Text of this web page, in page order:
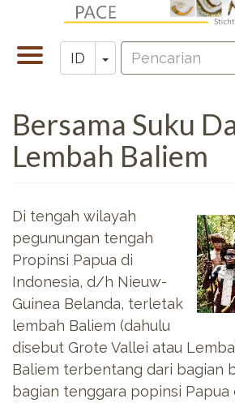
Toggle
navigation
ID Toggle Dropdown
Zoeken
Pencarian
Bersama Suku
Lembah Baliem
Di tengah wilayah
pegunungan tengah
Propinsi Papua di
Indonesia, d/h Nieuw-
Guinea Belanda, terletak
lembah Baliem (dahulu
disebut Grote Vallei atau
Baliem terbentang dari bagian
bagian tenggara popinsi Papua